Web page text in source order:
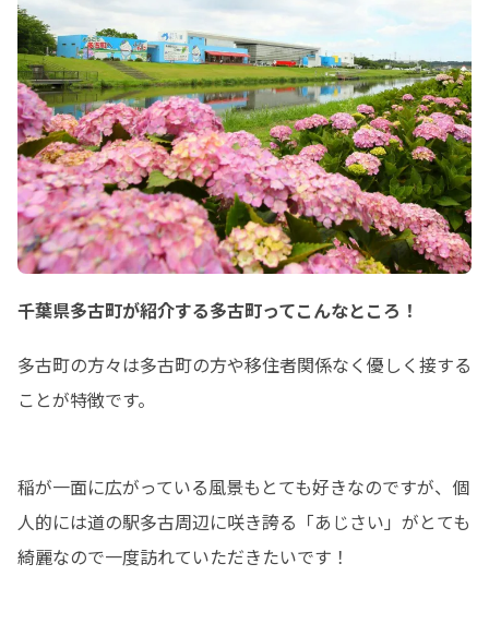
千葉県多古町が紹介する多古町ってこんなところ！
多古町の方々は多古町の方や移住者関係なく優しく接する
ことが特徴です。
稲が一面に広がっている風景もとても好きなのですが、個
人的には道の駅多古周辺に咲き誇る「あじさい」がとても
綺麗なので一度訪れていただきたいです！